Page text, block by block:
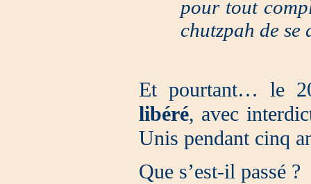
pour tout
chutzpah de
Et pourtant… le
libéré, avec
Unis pendant cinq
Que s’est-il passé ?